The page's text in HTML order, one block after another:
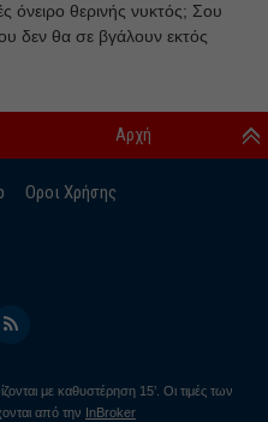
όνειρο θερινής νυκτός; Σου
δεν θα σε βγάλουν εκτός
Οροι Χρήσης
Αρχή
με καθυστέρηση 15’. Οι τιμές των
από την InBroker